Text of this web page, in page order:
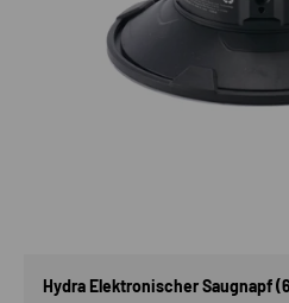
Hydra Elektronischer Saugnapf